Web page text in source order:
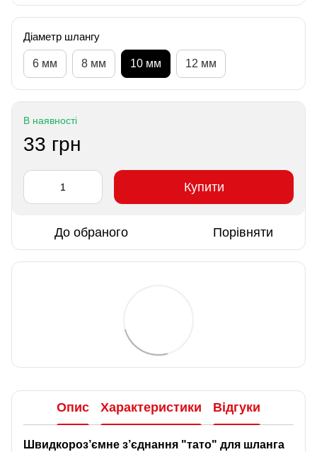
Діаметр шлангу
6 мм 8 мм 10 мм 12 мм
В наявності
33 грн
Купити
До обраного Порівняти
Опис Характеристики Відгуки
Швидкороз’ємне з’єднання "тато" для шланга